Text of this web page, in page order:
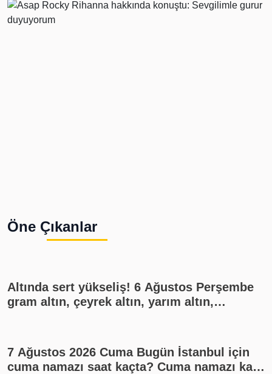
Öne Çıkanlar
Altında sert yükseliş! 6 Ağustos Perşembe
gram altın, çeyrek altın, yarım altın,
7 Ağustos 2026 Cuma Bugün İstanbul için
cuma namazı saat kaçta? Cuma namazı kaç